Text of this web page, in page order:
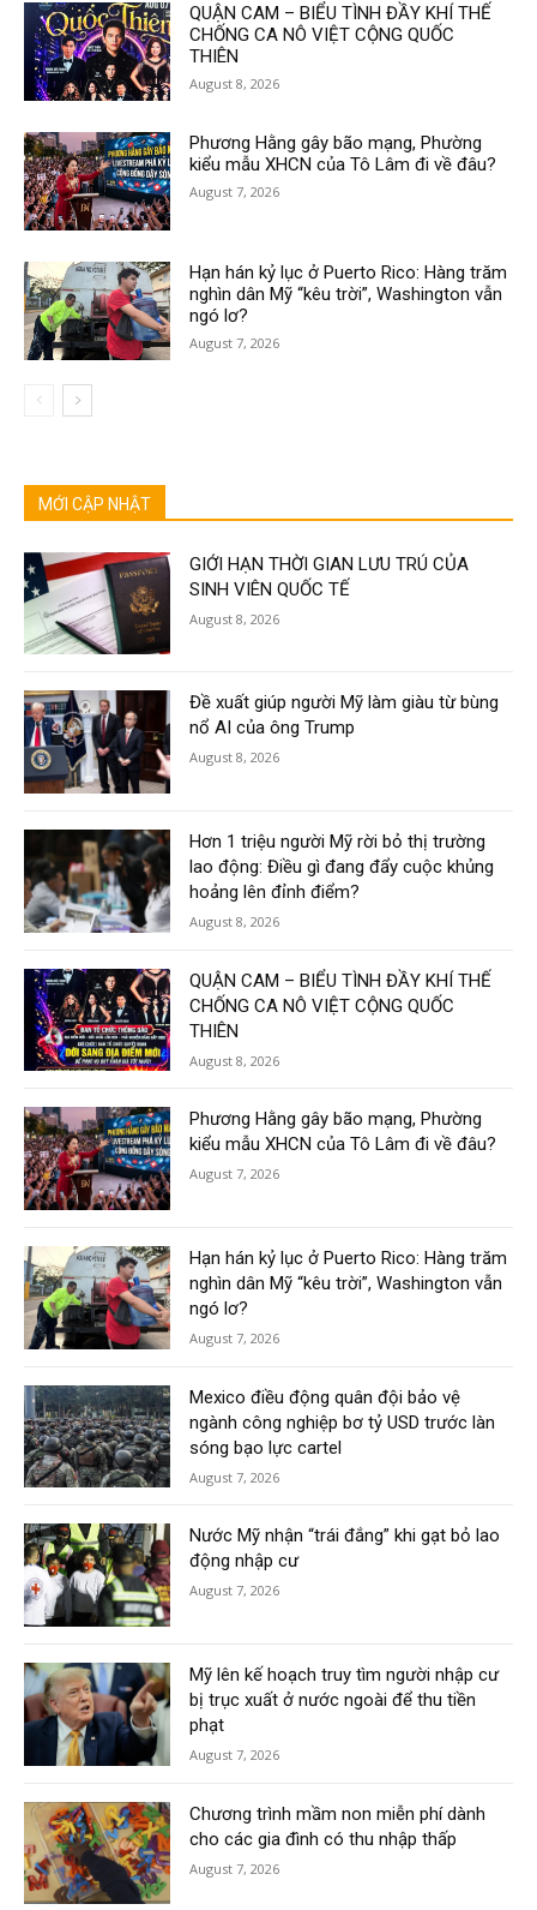
QUẬN CAM – BIỂU TÌNH ĐẦY KHÍ THẾ
CHỐNG CA NÔ VIỆT CỘNG QUỐC
THIÊN
August 8, 2026
Phương Hằng gây bão mạng, Phường
kiểu mẫu XHCN của Tô Lâm đi về đâu?
August 7, 2026
Hạn hán kỷ lục ở Puerto Rico: Hàng trăm
nghìn dân Mỹ “kêu trời”, Washington vẫn
ngó lơ?
August 7, 2026
MỚI CẬP NHẬT
GIỚI HẠN THỜI GIAN LƯU TRÚ CỦA
SINH VIÊN QUỐC TẾ
August 8, 2026
Đề xuất giúp người Mỹ làm giàu từ bùng
nổ AI của ông Trump
August 8, 2026
Hơn 1 triệu người Mỹ rời bỏ thị trường
lao động: Điều gì đang đẩy cuộc khủng
hoảng lên đỉnh điểm?
August 8, 2026
QUẬN CAM – BIỂU TÌNH ĐẦY KHÍ THẾ
CHỐNG CA NÔ VIỆT CỘNG QUỐC
THIÊN
August 8, 2026
Phương Hằng gây bão mạng, Phường
kiểu mẫu XHCN của Tô Lâm đi về đâu?
August 7, 2026
Hạn hán kỷ lục ở Puerto Rico: Hàng trăm
nghìn dân Mỹ “kêu trời”, Washington vẫn
ngó lơ?
August 7, 2026
Mexico điều động quân đội bảo vệ
ngành công nghiệp bơ tỷ USD trước làn
sóng bạo lực cartel
August 7, 2026
Nước Mỹ nhận “trái đắng” khi gạt bỏ lao
động nhập cư
August 7, 2026
Mỹ lên kế hoạch truy tìm người nhập cư
bị trục xuất ở nước ngoài để thu tiền
phạt
August 7, 2026
Chương trình mầm non miễn phí dành
cho các gia đình có thu nhập thấp
August 7, 2026